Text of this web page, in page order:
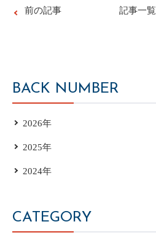
前の記事 記事一覧
BACK NUMBER
2026年
2025年
2024年
CATEGORY